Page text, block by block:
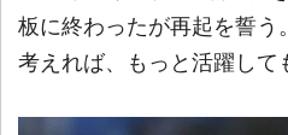
板に終わったが再起を誓う
考えれば、もっと活躍して